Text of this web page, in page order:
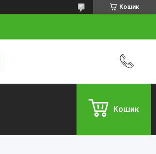
Кошик
Кошик